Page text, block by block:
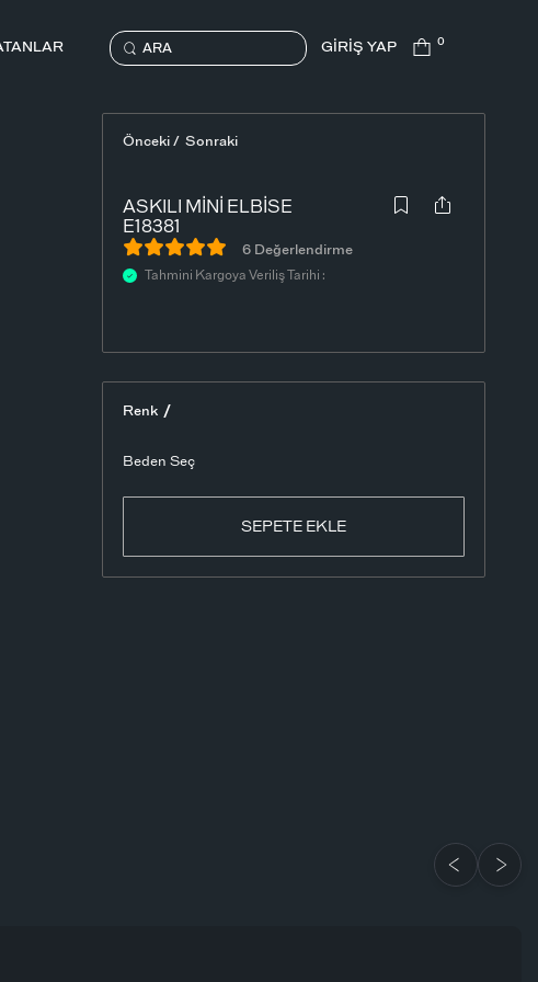
ARA GİRİŞ YAP 0
Önceki / Sonraki
ASKILI MINI ELBISE
E18381
6 Değerlendirme
Tahmini Kargoya Veriliş Tarihi :
Renk /
Beden Seç
SEPETE EKLE